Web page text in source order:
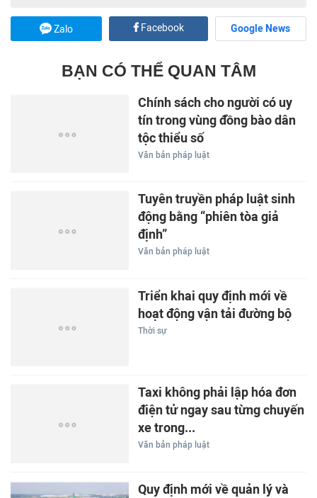
Zalo Facebook Google News
BẠN CÓ THỂ QUAN TÂM
Chính sách cho người có uy
tín trong vùng đồng bào dân
tộc thiểu số
Văn bản pháp luật
Tuyên truyền pháp luật sinh
động bằng “phiên tòa giả
định”
Văn bản pháp luật
Triển khai quy định mới về
hoạt động vận tải đường bộ
Thời sự
Taxi không phải lập hóa đơn
điện tử ngay sau từng chuyến
xe trong...
Văn bản pháp luật
Quy định mới về quản lý và